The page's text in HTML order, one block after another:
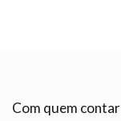
Com quem contar